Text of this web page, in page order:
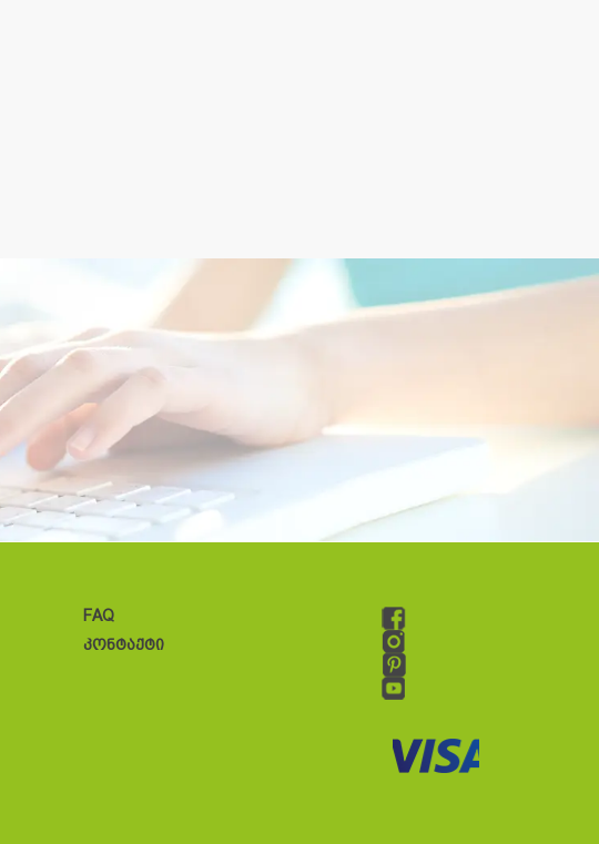
FAQ
კონტაქტი